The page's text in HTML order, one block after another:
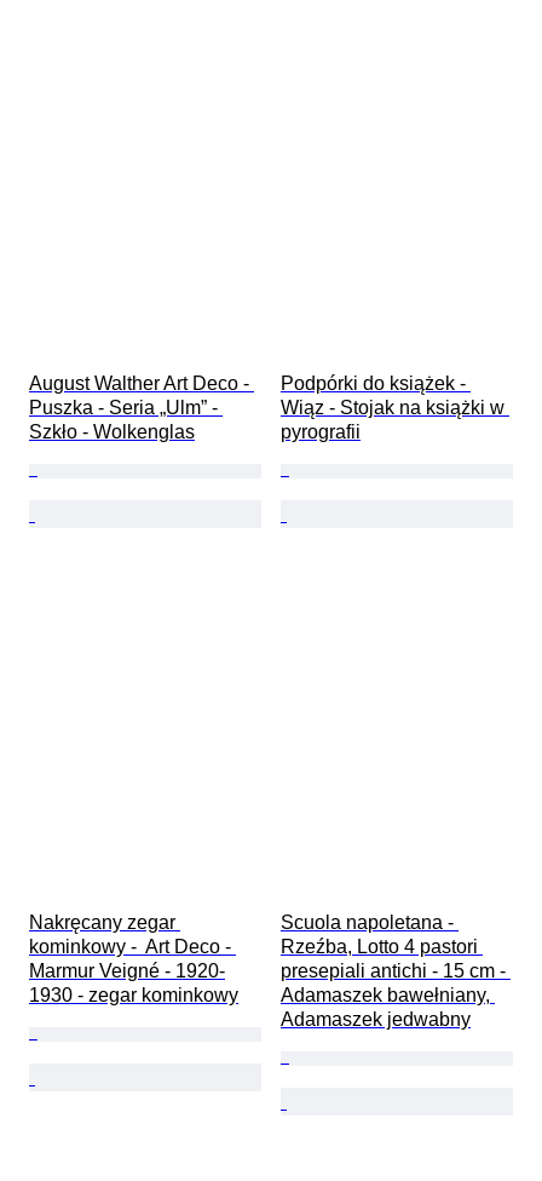
August Walther Art Deco -
Puszka - Seria „Ulm” -
Szkło - Wolkenglas
Podpórki do książek -
Wiąz - Stojak na książki w
pyrografii
Nakręcany zegar
kominkowy -  Art Deco -
Marmur Veigné - 1920-
1930 - zegar kominkowy
Scuola napoletana -
Rzeźba, Lotto 4 pastori
presepiali antichi - 15 cm -
Adamaszek bawełniany,
Adamaszek jedwabny